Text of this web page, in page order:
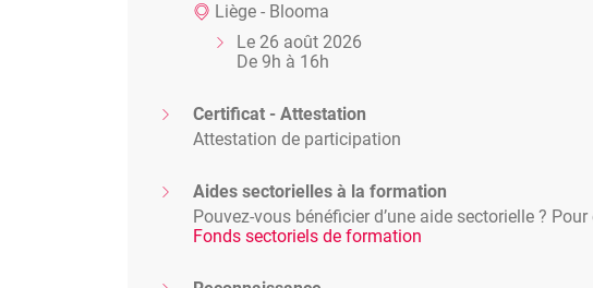
Liège - Blooma
Le 26 août 2026
De 9h à 16h
Certificat - Attestation
Attestation de participation
Aides sectorielles à la formation
Pouvez-vous bénéficier d’une aide sectorielle ?
Fonds sectoriels de formation